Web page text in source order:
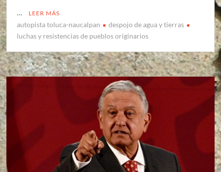
…
LEER MÁS
autopista toluca-naucalpan
despojo de agua y tierras
luchas y resistencias de pueblos originarios